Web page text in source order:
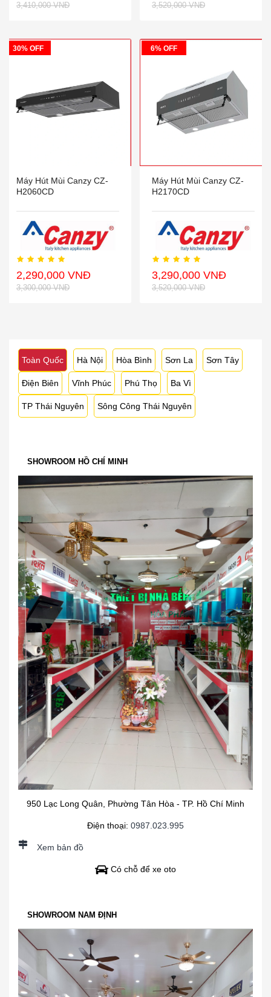
3,410,000 VNĐ 3,520,000 VNĐ
30% OFF
Máy Hút Mùi Canzy CZ-
H2060CD
2,290,000 VNĐ
3,300,000 VNĐ
6% OFF
Máy Hút Mùi Canzy CZ-
H2170CD
3,290,000 VNĐ
3,520,000 VNĐ
Toàn Quốc Hà Nội Hòa Bình Sơn La Sơn Tây
Điện Biên Vĩnh Phúc Phú Thọ Ba Vì
TP Thái Nguyên Sông Công Thái Nguyên
SHOWROOM HỒ CHÍ MINH
950 Lạc Long Quân, Phường Tân Hòa - TP. Hồ Chí Minh
Điện thoại: 0987.023.995
Xem bản đồ
Có chỗ để xe oto
SHOWROOM NAM ĐỊNH